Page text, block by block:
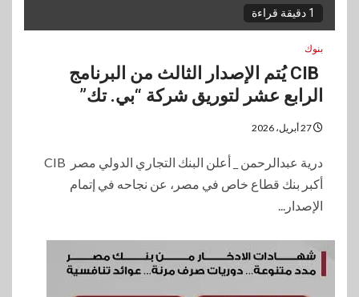
1 دقيقة قراءة
بنوك
CIB يُتم الإصدار الثالث من البرنامج
الرابع عشر لتوريق شركة “بي. تك”
درية عبدالرحمن _ أعلن البنك التجاري الدولي مصر CIB
أكبر بنك قطاع خاص في مصر، عن نجاحه في إتمام
الإصدار...